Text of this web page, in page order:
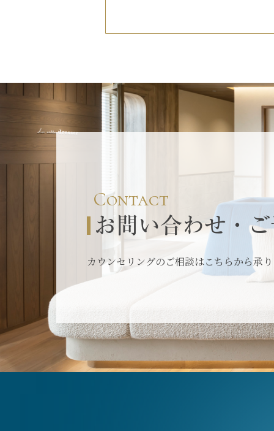
Contact
お問い合わせ・
カウンセリングのご相談はこちらから承